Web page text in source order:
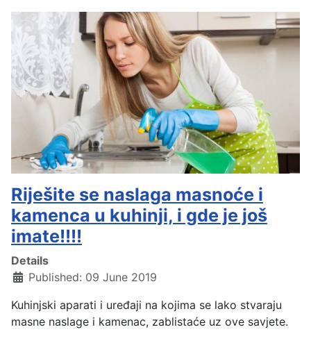
Riješite se naslaga masnoće i
kamenca u kuhinji, i gde je još
imate!!!!
Details
Published: 09 June 2019
Kuhinjski aparati i uređaji na kojima se lako stvaraju
masne naslage i kamenac, zablistaće uz ove savjete.